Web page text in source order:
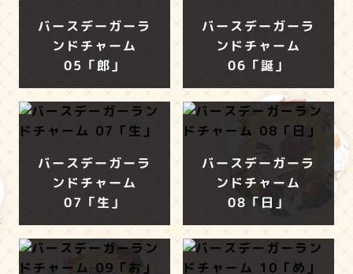
バースデーガーラ
ンドチャーム
05「郎」
バースデーガーラ
ンドチャーム
06「誕」
バースデーガーラ
ンドチャーム
07「生」
バースデーガーラ
ンドチャーム
08「日」